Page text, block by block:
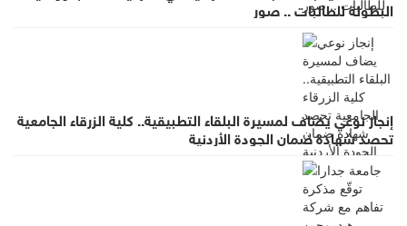
البطولة للطالبات .. صور
إنجاز نوعي يضاف لمسيرة البلقاء التطبيقية.. كلية الزرقاء الجامعية
تحصد شهادة ضمان الجودة الأردنية